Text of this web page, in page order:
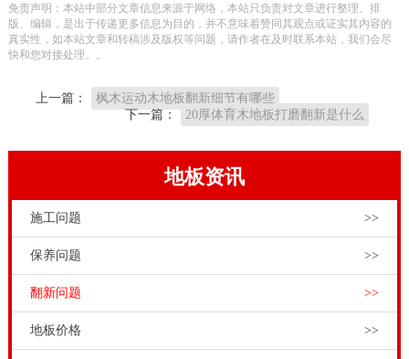
构相比先期舞台运动木地板有了革命性的突破，具有划
时代的意义。
企业研发出单层龙骨结构、双层龙骨结构、主辅龙骨结
龙骨双减震龙骨结构、钢槽龙骨结构等多种安装结构，
龙骨结构和双层龙骨结构铺装场馆较多。柞木体育场木
地板翻新要点，13716001635与塑胶地板、复合地板相
尚未普及前，复合地板与塑胶地板因其价格低廉，而备
受体育场馆欢迎。但复合地板多为三层或多层木经涂胶
免责声明：本站中部分文章信息来源于网络，本站只负责对文章进行整理、排
版、编辑，是出于传递更多信息为目的，并不意味着赞同其观点或证实其内容的
真实性，如本站文章和转稿涉及版权等问题，请作者在及时联系本站，我们会尽
快和您对接处理。。
上一篇：
枫木运动木地板翻新细节有哪些
下一篇：
20厚体育木地板打磨翻新是什么
地板资讯
施工问题 >>
保养问题 >>
翻新问题 >>
地板价格 >>